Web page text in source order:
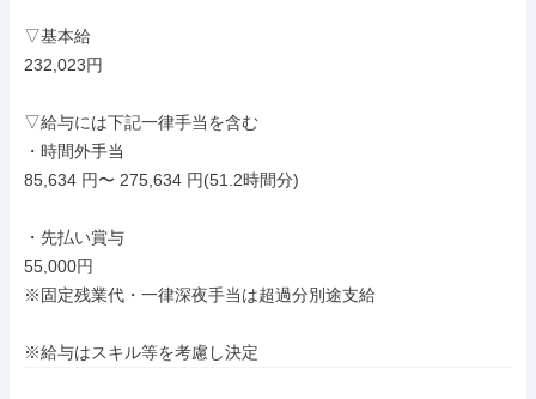
▽基本給
232,023円
▽給与には下記一律手当を含む
・時間外手当
85,634 円〜 275,634 円(51.2時間分)
・先払い賞与
55,000円
※固定残業代・一律深夜手当は超過分別途支給
※給与はスキル等を考慮し決定